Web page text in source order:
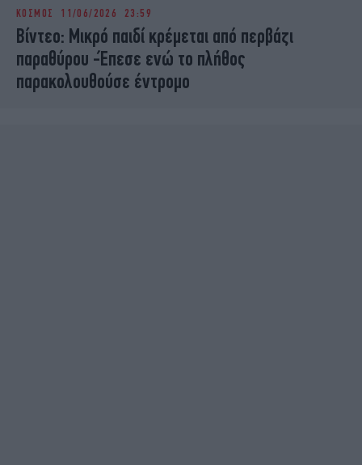
ΚΟΣΜΟΣ 11/06/2026 23:59
Βίντεο: Μικρό παιδί κρέμεται από περβάζι
παραθύρου -Έπεσε ενώ το πλήθος
παρακολουθούσε έντρομο